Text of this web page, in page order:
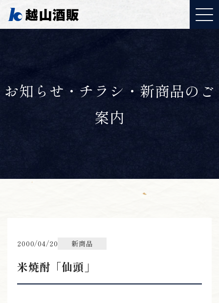
J:COMで特集されまし
お知らせ・チラシ・新商品のご
案内
2000/04/20 新商品
米焼酎「仙頭」